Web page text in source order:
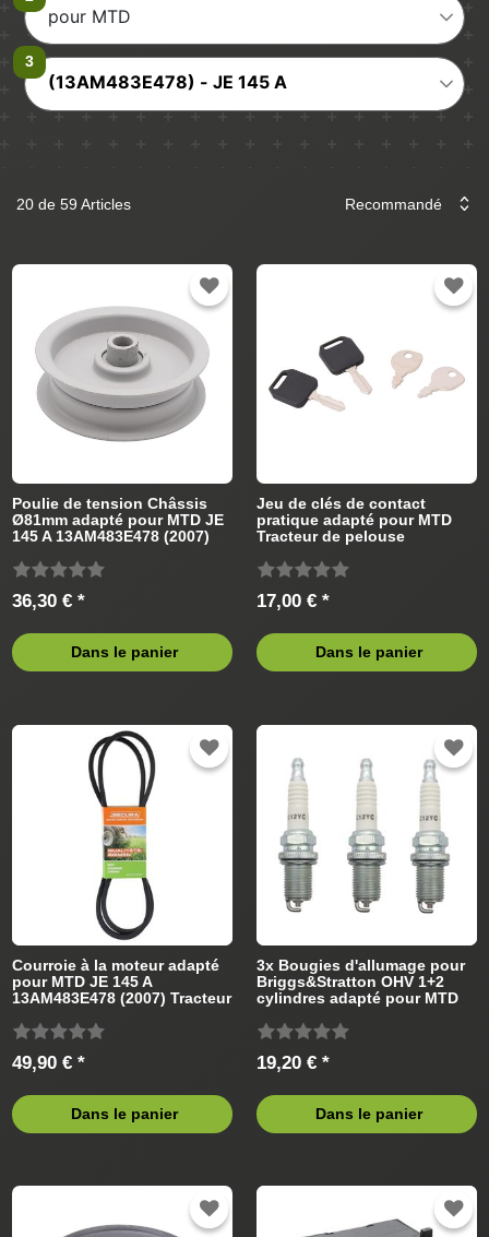
pour MTD
(13AM483E478) - JE 145 A
20 de 59 Articles
Poulie de tension Châssis
Ø81mm adapté pour MTD JE
145 A 13AM483E478 (2007)
36,30 € *
Dans le panier
Jeu de clés de contact
pratique adapté pour MTD
Tracteur de pelouse
17,00 € *
Dans le panier
Courroie à la moteur adapté
pour MTD JE 145 A
13AM483E478 (2007) Tracteur
49,90 € *
Dans le panier
3x Bougies d'allumage pour
Briggs&Stratton OHV 1+2
cylindres adapté pour MTD
19,20 € *
Dans le panier